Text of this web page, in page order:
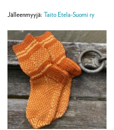
Jälleenmyyjä: Taito Etela-Suomi ry